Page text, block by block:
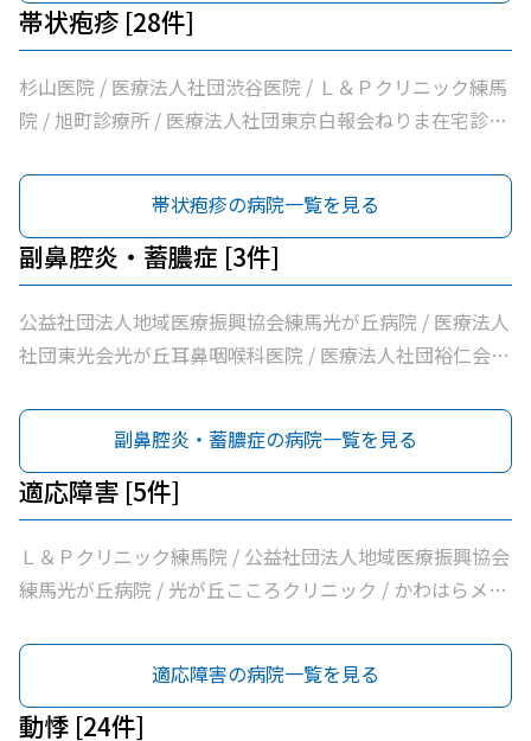
鈴木耳鼻咽喉科 / 医療法人社団蒼生会高松医院 / 医療法人
社団優腎会優人光が丘クリニック / 光が丘南佐藤医院 / さ
さき内科クリニック / 医療法人社団清栄会加藤医院 / 髙鳥
医院 / 医療法人社団誠信会わかばクリニック
協会練馬光が丘病院 / 医療法人社団健寿の樹きくかわクリ
ニック東館分院内科・老年内科 / 医療法人社団金谷クリニ
ック / 医療法人社団翔真会浜野小児科内科クリニック / 練
馬光が丘内科内視鏡クリニック / 医療法人社団輝恭会いし
クリニック / 医療法人社団ＭＡＥ小林内科クリニック / 医
療法人社団裕仁会鈴木耳鼻咽喉科 / 医療法人社団蒼生会高
松医院 / 医療法人社団優腎会優人光が丘クリニック / 光が
丘南佐藤医院 / ささき内科クリニック / 医療法人社団清栄
会加藤医院 / 髙鳥医院 / 医療法人社団誠信会わかばクリニ
ック
帯状疱疹 [28件]
杉山医院 / 医療法人社団渋谷医院 / Ｌ＆Ｐクリニック練馬
院 / 旭町診療所 / 医療法人社団東京白報会ねりま在宅診療
科・老年内科 / 医療法人社団啓妙会桑名医院 / 医療法人社
団慈誠会慈誠会・光が丘病院 / 公益社団法人地域医療振興
協会練馬光が丘病院 / 医療法人社団咲良会さくまクリニッ
ク / 医療法人社団健寿の樹きくかわクリニック東館分院内
科・老年内科 / 医療法人社団金谷クリニック / 医療法人社
団翔真会浜野小児科内科クリニック / 練馬光が丘内科内視
科クリニック / 医療法人社団躍心会光が丘皮フ科 / 医療法
人社団周生会杉田クリニック / 医療法人社団ＭＡＥ小林内
科クリニック / 医療法人社団裕仁会鈴木耳鼻咽喉科 / 光が
丘高松５丁目皮フ科 / 医療法人社団蒼生会高松医院 / 医療
法人社団優腎会優人光が丘クリニック / 光が丘南佐藤医院
/ ささき内科クリニック / のぎた皮ふ科クリニック / 医療
わかばクリニック
帯状疱疹の病院一覧を見る
副鼻腔炎・蓄膿症 [3件]
公益社団法人地域医療振興協会練馬光が丘病院 / 医療法人
社団東光会光が丘耳鼻咽喉科医院 / 医療法人社団裕仁会鈴
副鼻腔炎・蓄膿症の病院一覧を見る
適応障害 [5件]
Ｌ＆Ｐクリニック練馬院 / 公益社団法人地域医療振興協会
練馬光が丘病院 / 光が丘こころクリニック / かわはらメン
適応障害の病院一覧を見る
動悸 [24件]